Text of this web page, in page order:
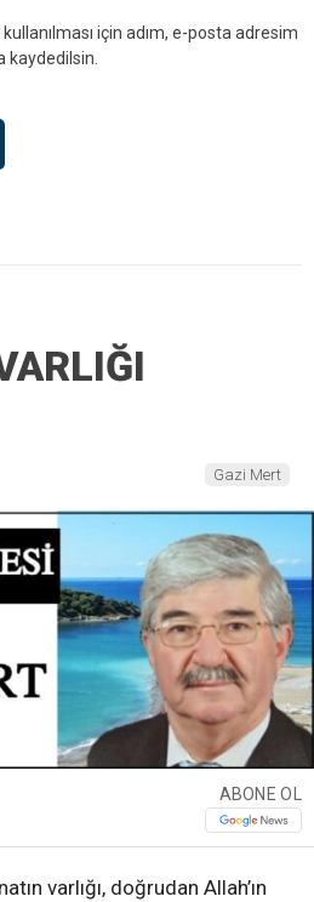
için adım, e-posta adresim
kaydedilsin.
Gazi Mert
ABONE OL
varlığı, doğrudan Allah’ın